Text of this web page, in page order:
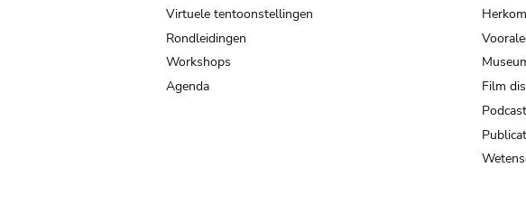
Virtuele tentoonstellingen
Rondleidingen
Workshops
Agenda
Film